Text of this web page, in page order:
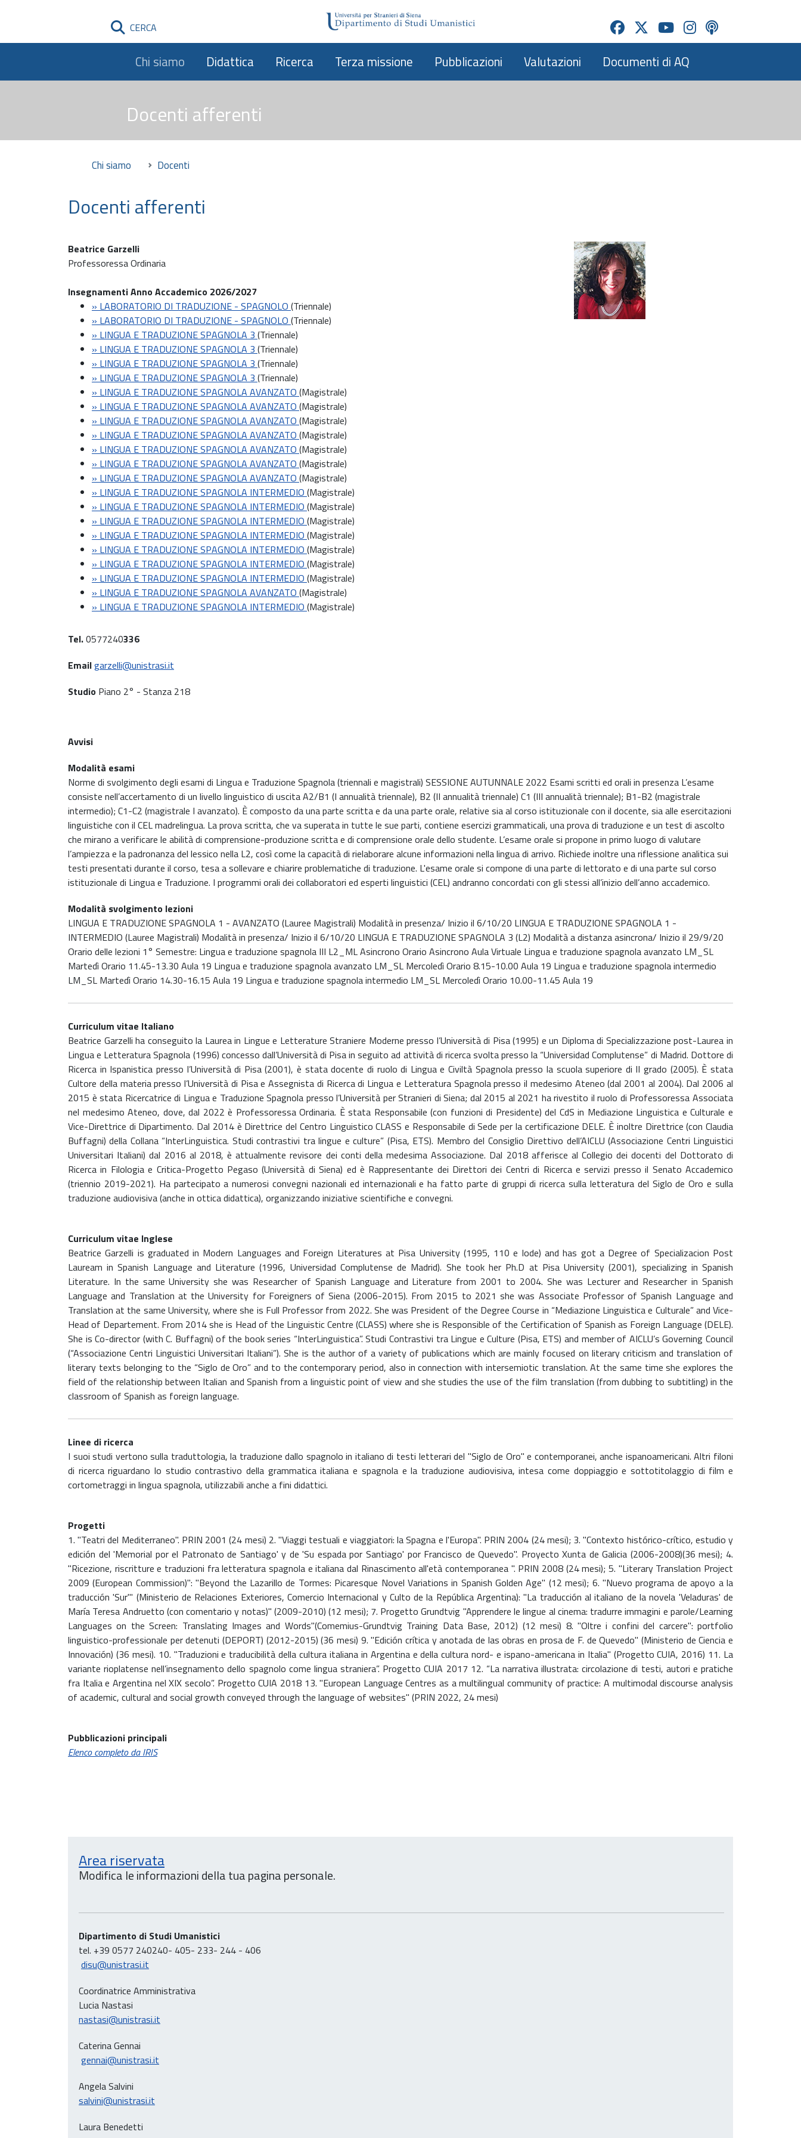
CERCA
Chi siamo Didattica Ricerca Terza missione Pubblicazioni Valutazioni Documenti di AQ
Docenti afferenti
Chi siamo Docenti
Docenti afferenti
Beatrice Garzelli
Professoressa Ordinaria
Insegnamenti Anno Accademico 2026/2027
» LABORATORIO DI TRADUZIONE - SPAGNOLO (Triennale)
» LABORATORIO DI TRADUZIONE - SPAGNOLO (Triennale)
» LINGUA E TRADUZIONE SPAGNOLA 3 (Triennale)
» LINGUA E TRADUZIONE SPAGNOLA 3 (Triennale)
» LINGUA E TRADUZIONE SPAGNOLA 3 (Triennale)
» LINGUA E TRADUZIONE SPAGNOLA 3 (Triennale)
» LINGUA E TRADUZIONE SPAGNOLA AVANZATO (Magistrale)
» LINGUA E TRADUZIONE SPAGNOLA AVANZATO (Magistrale)
» LINGUA E TRADUZIONE SPAGNOLA AVANZATO (Magistrale)
» LINGUA E TRADUZIONE SPAGNOLA AVANZATO (Magistrale)
» LINGUA E TRADUZIONE SPAGNOLA AVANZATO (Magistrale)
» LINGUA E TRADUZIONE SPAGNOLA AVANZATO (Magistrale)
» LINGUA E TRADUZIONE SPAGNOLA AVANZATO (Magistrale)
» LINGUA E TRADUZIONE SPAGNOLA INTERMEDIO (Magistrale)
» LINGUA E TRADUZIONE SPAGNOLA INTERMEDIO (Magistrale)
» LINGUA E TRADUZIONE SPAGNOLA INTERMEDIO (Magistrale)
» LINGUA E TRADUZIONE SPAGNOLA INTERMEDIO (Magistrale)
» LINGUA E TRADUZIONE SPAGNOLA INTERMEDIO (Magistrale)
» LINGUA E TRADUZIONE SPAGNOLA INTERMEDIO (Magistrale)
» LINGUA E TRADUZIONE SPAGNOLA INTERMEDIO (Magistrale)
» LINGUA E TRADUZIONE SPAGNOLA AVANZATO (Magistrale)
» LINGUA E TRADUZIONE SPAGNOLA INTERMEDIO (Magistrale)
Tel.0577240336
Emailgarzelli@unistrasi.it
Studio Piano 2° - Stanza 218
Avvisi
Modalità esami
Norme di svolgimento degli esami di Lingua e Traduzione Spagnola (triennali e magistrali) SESSIONE AUTUNNALE 2022 Esami scritti ed orali in presenza L’esame
consiste nell’accertamento di un livello linguistico di uscita A2/B1 (I annualità triennale), B2 (II annualità triennale) C1 (III annualità triennale); B1-B2 (magistrale
intermedio); C1-C2 (magistrale I avanzato). È composto da una parte scritta e da una parte orale, relative sia al corso istituzionale con il docente, sia alle esercitazioni
linguistiche con il CEL madrelingua. La prova scritta, che va superata in tutte le sue parti, contiene esercizi grammaticali, una prova di traduzione e un test di ascolto
che mirano a verificare le abilità di comprensione-produzione scritta e di comprensione orale dello studente. L’esame orale si propone in primo luogo di valutare
l’ampiezza e la padronanza del lessico nella L2, così come la capacità di rielaborare alcune informazioni nella lingua di arrivo. Richiede inoltre una riflessione analitica sui
testi presentati durante il corso, tesa a sollevare e chiarire problematiche di traduzione. L'esame orale si compone di una parte di lettorato e di una parte sul corso
istituzionale di Lingua e Traduzione. I programmi orali dei collaboratori ed esperti linguistici (CEL) andranno concordati con gli stessi all’inizio dell’anno accademico.
Modalità svolgimento lezioni
LINGUA E TRADUZIONE SPAGNOLA 1 - AVANZATO (Lauree Magistrali) Modalità in presenza/ Inizio il 6/10/20 LINGUA E TRADUZIONE SPAGNOLA 1 -
INTERMEDIO (Lauree Magistrali) Modalità in presenza/ Inizio il 6/10/20 LINGUA E TRADUZIONE SPAGNOLA 3 (L2) Modalità a distanza asincrona/ Inizio il 29/9/20
Orario delle lezioni 1° Semestre: Lingua e traduzione spagnola III L2_ML Asincrono Orario Asincrono Aula Virtuale Lingua e traduzione spagnola avanzato LM_SL
Martedì Orario 11.45-13.30 Aula 19 Lingua e traduzione spagnola avanzato LM_SL Mercoledì Orario 8.15-10.00 Aula 19 Lingua e traduzione spagnola intermedio
LM_SL Martedì Orario 14.30-16.15 Aula 19 Lingua e traduzione spagnola intermedio LM_SL Mercoledì Orario 10.00-11.45 Aula 19
Curriculum vitae Italiano
Beatrice Garzelli ha conseguito la Laurea in Lingue e Letterature Straniere Moderne presso l’Università di Pisa (1995) e un Diploma di Specializzazione post-Laurea in
Lingua e Letteratura Spagnola (1996) concesso dall’Università di Pisa in seguito ad attività di ricerca svolta presso la “Universidad Complutense” di Madrid. Dottore di
Ricerca in Ispanistica presso l’Università di Pisa (2001), è stata docente di ruolo di Lingua e Civiltà Spagnola presso la scuola superiore di II grado (2005). È stata
Cultore della materia presso l’Università di Pisa e Assegnista di Ricerca di Lingua e Letteratura Spagnola presso il medesimo Ateneo (dal 2001 al 2004). Dal 2006 al
2015 è stata Ricercatrice di Lingua e Traduzione Spagnola presso l’Università per Stranieri di Siena; dal 2015 al 2021 ha rivestito il ruolo di Professoressa Associata
nel medesimo Ateneo, dove, dal 2022 è Professoressa Ordinaria. È stata Responsabile (con funzioni di Presidente) del CdS in Mediazione Linguistica e Culturale e
Vice-Direttrice di Dipartimento. Dal 2014 è Direttrice del Centro Linguistico CLASS e Responsabile di Sede per la certificazione DELE. È inoltre Direttrice (con Claudia
Buffagni) della Collana “InterLinguistica. Studi contrastivi tra lingue e culture” (Pisa, ETS). Membro del Consiglio Direttivo dell’AICLU (Associazione Centri Linguistici
Universitari Italiani) dal 2016 al 2018, è attualmente revisore dei conti della medesima Associazione. Dal 2018 afferisce al Collegio dei docenti del Dottorato di
Ricerca in Filologia e Critica-Progetto Pegaso (Università di Siena) ed è Rappresentante dei Direttori dei Centri di Ricerca e servizi presso il Senato Accademico
(triennio 2019-2021). Ha partecipato a numerosi convegni nazionali ed internazionali e ha fatto parte di gruppi di ricerca sulla letteratura del Siglo de Oro e sulla
traduzione audiovisiva (anche in ottica didattica), organizzando iniziative scientifiche e convegni.
Curriculum vitae Inglese
Beatrice Garzelli is graduated in Modern Languages and Foreign Literatures at Pisa University (1995, 110 e lode) and has got a Degree of Specializacion Post
Lauream in Spanish Language and Literature (1996, Universidad Complutense de Madrid). She took her Ph.D at Pisa University (2001), specializing in Spanish
Literature. In the same University she was Researcher of Spanish Language and Literature from 2001 to 2004. She was Lecturer and Researcher in Spanish
Language and Translation at the University for Foreigners of Siena (2006-2015). From 2015 to 2021 she was Associate Professor of Spanish Language and
Translation at the same University, where she is Full Professor from 2022. She was President of the Degree Course in “Mediazione Linguistica e Culturale” and Vice-
Head of Departement. From 2014 she is Head of the Linguistic Centre (CLASS) where she is Responsible of the Certification of Spanish as Foreign Language (DELE).
She is Co-director (with C. Buffagni) of the book series “InterLinguistica”. Studi Contrastivi tra Lingue e Culture (Pisa, ETS) and member of AICLU’s Governing Council
(“Associazione Centri Linguistici Universitari Italiani”). She is the author of a variety of publications which are mainly focused on literary criticism and translation of
literary texts belonging to the “Siglo de Oro” and to the contemporary period, also in connection with intersemiotic translation. At the same time she explores the
field of the relationship between Italian and Spanish from a linguistic point of view and she studies the use of the film translation (from dubbing to subtitling) in the
classroom of Spanish as foreign language.
Linee di ricerca
I suoi studi vertono sulla traduttologia, la traduzione dallo spagnolo in italiano di testi letterari del "Siglo de Oro" e contemporanei, anche ispanoamericani. Altri filoni
di ricerca riguardano lo studio contrastivo della grammatica italiana e spagnola e la traduzione audiovisiva, intesa come doppiaggio e sottotitolaggio di film e
cortometraggi in lingua spagnola, utilizzabili anche a fini didattici.
Progetti
1. "Teatri del Mediterraneo". PRIN 2001 (24 mesi) 2. "Viaggi testuali e viaggiatori: la Spagna e l'Europa". PRIN 2004 (24 mesi); 3. "Contexto histórico-crítico, estudio y
edición del 'Memorial por el Patronato de Santiago' y de 'Su espada por Santiago' por Francisco de Quevedo". Proyecto Xunta de Galicia (2006-2008)(36 mesi); 4.
"Ricezione, riscritture e traduzioni fra letteratura spagnola e italiana dal Rinascimento all'età contemporanea ". PRIN 2008 (24 mesi); 5. "Literary Translation Project
2009 (European Commission)": "Beyond the Lazarillo de Tormes: Picaresque Novel Variations in Spanish Golden Age" (12 mesi); 6. "Nuevo programa de apoyo a la
traducción 'Sur'" (Ministerio de Relaciones Exteriores, Comercio Internacional y Culto de la República Argentina): "La traducción al italiano de la novela 'Veladuras' de
María Teresa Andruetto (con comentario y notas)" (2009-2010) (12 mesi); 7. Progetto Grundtvig "Apprendere le lingue al cinema: tradurre immagini e parole/Learning
Languages on the Screen: Translating Images and Words"(Comemius-Grundtvig Training Data Base, 2012) (12 mesi) 8. "Oltre i confini del carcere": portfolio
linguistico-professionale per detenuti (DEPORT) (2012-2015) (36 mesi) 9. "Edición crítica y anotada de las obras en prosa de F. de Quevedo" (Ministerio de Ciencia e
Innovación) (36 mesi). 10. "Traduzioni e traducibilità della cultura italiana in Argentina e della cultura nord- e ispano-americana in Italia" (Progetto CUIA, 2016) 11. La
variante rioplatense nell’insegnamento dello spagnolo come lingua straniera”. Progetto CUIA 2017 12. “La narrativa illustrata: circolazione di testi, autori e pratiche
fra Italia e Argentina nel XIX secolo”. Progetto CUIA 2018 13. "European Language Centres as a multilingual community of practice: A multimodal discourse analysis
of academic, cultural and social growth conveyed through the language of websites" (PRIN 2022, 24 mesi)
Pubblicazioni principali
Elenco completo da IRIS
Area riservata
Modifica le informazioni della tua pagina personale.
Dipartimento di Studi Umanistici
tel. +39 0577 240240- 405- 233- 244 - 406
disu@unistrasi.it
Coordinatrice Amministrativa
Lucia Nastasi
nastasi@unistrasi.it
Caterina Gennai
gennai@unistrasi.it
Angela Salvini
salvini@unistrasi.it
Laura Benedetti